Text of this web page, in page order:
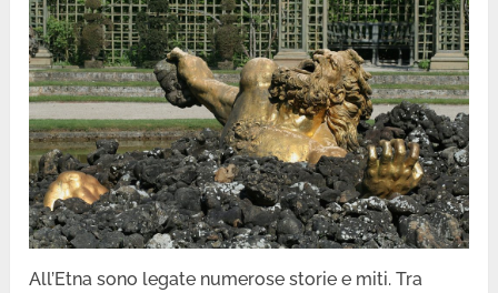
All’Etna sono legate numerose storie e miti. Tra